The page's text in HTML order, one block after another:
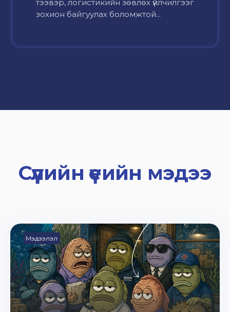
тээвэр, логистикийн зөвлөх үйлчилгээг
зохион байгуулах боломжтой...
Сүүлийн үеийн мэдээ
Мэдээлэл